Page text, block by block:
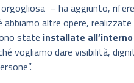
– ha aggiunto,
abbiamo altre opere,
state installate
vogliamo dare visibilità,